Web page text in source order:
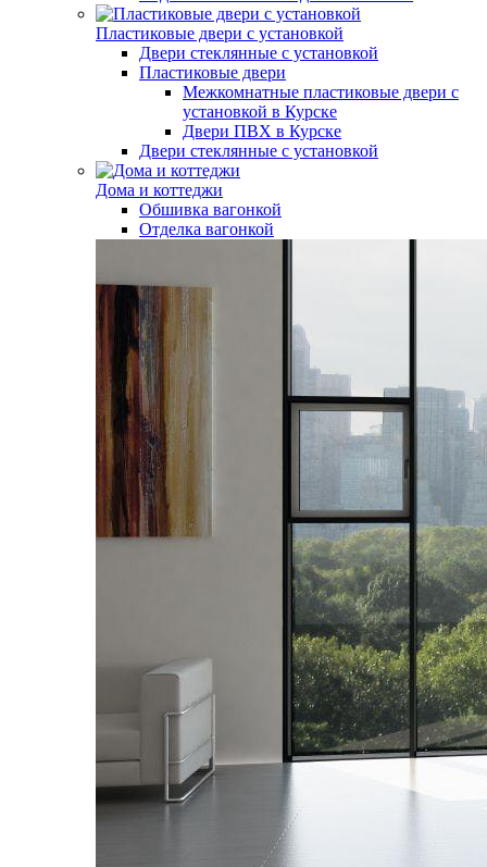
Пластиковые двери с установкой
Двери стеклянные с установкой
Пластиковые двери
Межкомнатные пластиковые двери с
установкой в Курске
Двери ПВХ в Курске
Двери стеклянные с установкой
Дома и коттеджи
Обшивка вагонкой
Отделка вагонкой